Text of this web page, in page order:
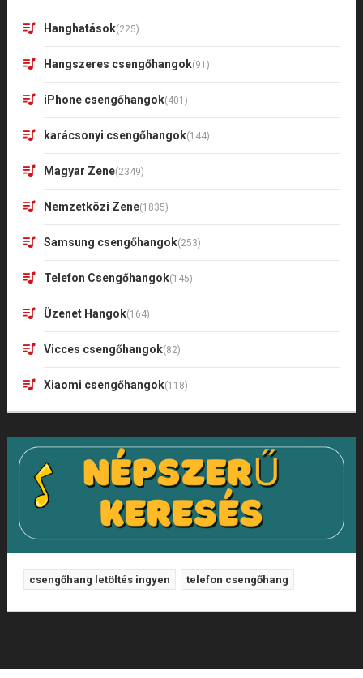
Hanghatások(225)
Hangszeres csengőhangok(91)
iPhone csengőhangok(401)
karácsonyi csengőhangok(144)
Magyar Zene(2349)
Nemzetközi Zene(1835)
Samsung csengőhangok(253)
Telefon Csengőhangok(145)
Üzenet Hangok(164)
Vicces csengőhangok(82)
Xiaomi csengőhangok(118)
csengőhang letöltés ingyen telefon csengőhang